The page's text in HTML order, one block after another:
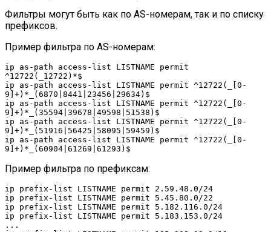
Фильтры могут быть как по AS-номерам, так и по списку
префиксов.
Пример фильтра по AS-номерам:
ip as-path access-list LISTNAME permit
^12722(_12722)*$
ip as-path access-list LISTNAME permit ^12722(_[0-
9]+)*_(6870|8441|23456|29634)$
ip as-path access-list LISTNAME permit ^12722(_[0-
9]+)*_(35594|39678|49598|51538)$
ip as-path access-list LISTNAME permit ^12722(_[0-
9]+)*_(51916|56425|58095|59459)$
ip as-path access-list LISTNAME permit ^12722(_[0-
9]+)*_(60904|61269|61293)$
Пример фильтра по префиксам:
ip prefix-list LISTNAME permit 2.59.48.0/24
ip prefix-list LISTNAME permit 5.45.80.0/22
ip prefix-list LISTNAME permit 5.182.116.0/24
ip prefix-list LISTNAME permit 5.183.153.0/24
...